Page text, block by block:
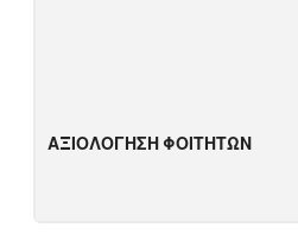
ΑΞΙΟΛΟΓΗΣΗ ΦΟΙΤΗΤΩΝ